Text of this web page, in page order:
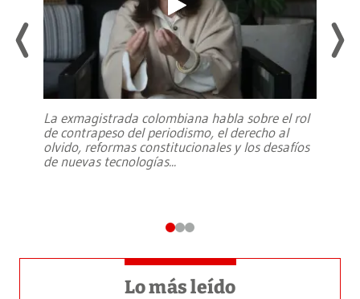
La exmagistrada colombiana habla sobre el rol
de contrapeso del periodismo, el derecho al
olvido, reformas constitucionales y los desafíos
de nuevas tecnologías...
Lo más leído